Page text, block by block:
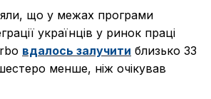
що у межах програми
українців у ринок праці
вдалось залучити близько 33
менше, ніж очікував